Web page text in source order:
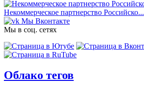
Некоммерческое партнерство Российско...
Мы Вконтакте
Мы в соц. сетях
Облако тегов